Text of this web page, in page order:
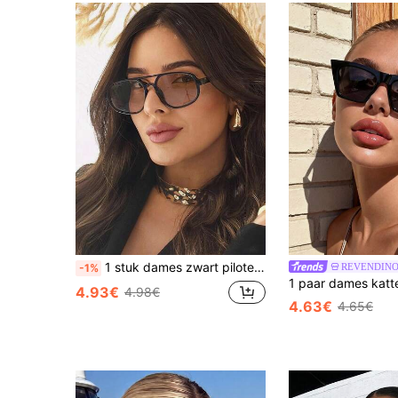
-1% 1 stuk dames zwart piloten PC montuur effen kleur dubbele brug volledig montuur straatmode reizen vakantie vintage modebril
4.93€ 4.98€
REVENDINO
4.63€ 4.65€